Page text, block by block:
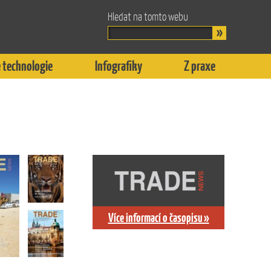
Hledat na tomto webu
technologie Infografiky Z praxe
Více informací o časopisu »